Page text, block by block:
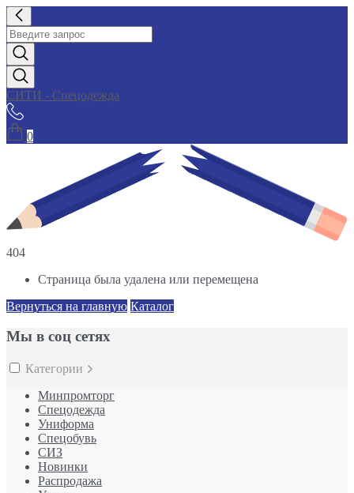
СИТИ - Спецодежда
0
404
Страница была удалена или перемещена
Вернуться на главную Каталог
Мы в соц сетях
Категории
Минпромторг
Спецодежда
Униформа
Спецобувь
СИЗ
Новинки
Распродажа